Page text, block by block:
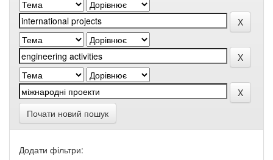
Почати новий пошук
Додати фільтри: